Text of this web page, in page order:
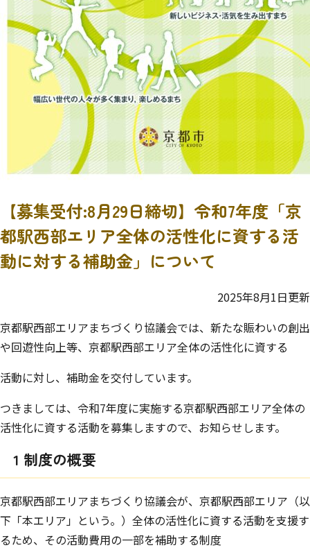
【募集受付:8月29日締切】令和7年度「京
都駅西部エリア全体の活性化に資する活
動に対する補助金」について
2025年8月1日更新
京都駅西部エリアまちづくり協議会では、新たな賑わいの創出
や回遊性向上等、京都駅西部エリア全体の活性化に資する
活動に対し、補助金を交付しています。
つきましては、令和7年度に実施する京都駅西部エリア全体の
活性化に資する活動を募集しますので、お知らせします。
1 制度の概要
京都駅西部エリアまちづくり協議会が、京都駅西部エリア（以
下「本エリア」という。）全体の活性化に資する活動を支援す
るため、その活動費用の一部を補助する制度